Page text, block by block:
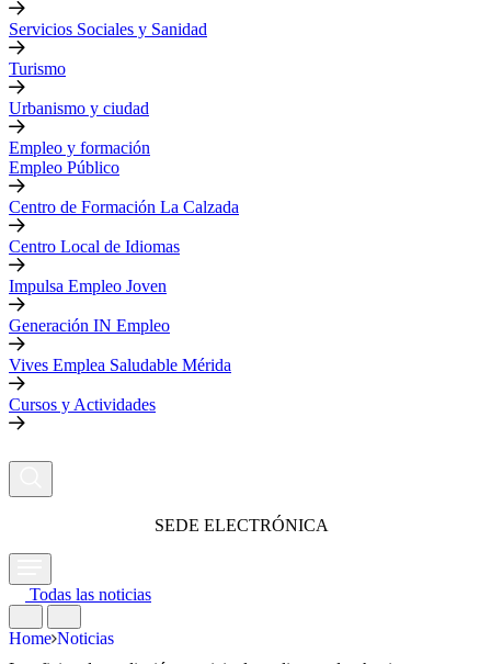
Servicios Sociales y Sanidad
Turismo
Urbanismo y ciudad
Empleo y formación
Empleo Público
Centro de Formación La Calzada
Centro Local de Idiomas
Impulsa Empleo Joven
Generación IN Empleo
Vives Emplea Saludable Mérida
Cursos y Actividades
SEDE ELECTRÓNICA
Todas las noticias
Home Noticias